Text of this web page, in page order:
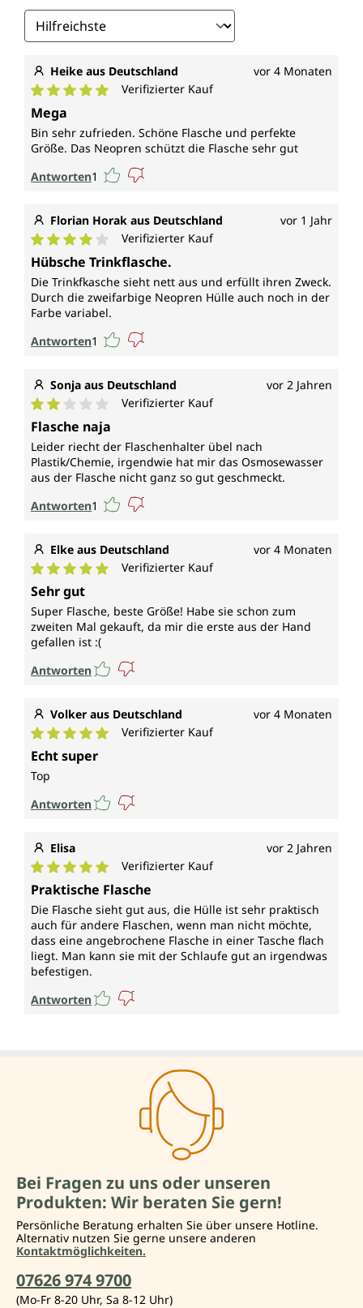
Heike aus Deutschland vor 4 Monaten
Durchschnittliche Bewertung von 5 von 5 Sternen
Verifizierter Kauf
Mega
Bin sehr zufrieden. Schöne Flasche und perfekte
Größe. Das Neopren schützt die Flasche sehr gut
Antworten1
Florian Horak aus Deutschland vor 1 Jahr
Durchschnittliche Bewertung von 4 von 5 Sternen
Verifizierter Kauf
Hübsche Trinkflasche.
Die Trinkfkasche sieht nett aus und erfüllt ihren Zweck.
Durch die zweifarbige Neopren Hülle auch noch in der
Farbe variabel.
Antworten1
Sonja aus Deutschland vor 2 Jahren
Durchschnittliche Bewertung von 2 von 5 Sternen
Verifizierter Kauf
Flasche naja
Leider riecht der Flaschenhalter übel nach
Plastik/Chemie, irgendwie hat mir das Osmosewasser
aus der Flasche nicht ganz so gut geschmeckt.
Antworten1
Elke aus Deutschland vor 4 Monaten
Durchschnittliche Bewertung von 5 von 5 Sternen
Verifizierter Kauf
Sehr gut
Super Flasche, beste Größe! Habe sie schon zum
zweiten Mal gekauft, da mir die erste aus der Hand
gefallen ist :(
Antworten
Volker aus Deutschland vor 4 Monaten
Durchschnittliche Bewertung von 5 von 5 Sternen
Verifizierter Kauf
Echt super
Top
Antworten
Elisa vor 2 Jahren
Durchschnittliche Bewertung von 5 von 5 Sternen
Verifizierter Kauf
Praktische Flasche
Die Flasche sieht gut aus, die Hülle ist sehr praktisch
auch für andere Flaschen, wenn man nicht möchte,
dass eine angebrochene Flasche in einer Tasche flach
liegt. Man kann sie mit der Schlaufe gut an irgendwas
befestigen.
Antworten
Bei Fragen zu uns oder unseren
Produkten: Wir beraten Sie gern!
Persönliche Beratung erhalten Sie über unsere Hotline.
Alternativ nutzen Sie gerne unsere anderen
Kontaktmöglichkeiten.
07626 974 9700
(Mo-Fr 8-20 Uhr, Sa 8-12 Uhr)